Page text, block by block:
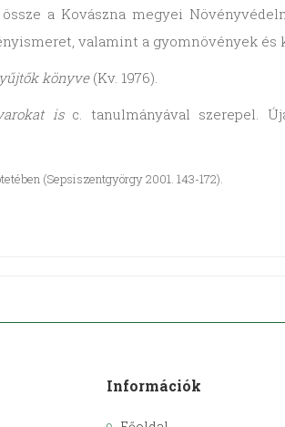
a Kovászna megyei
valamint a gyomnövények
könyve(Kv. 1976).
isc. tanulmányával szerepel.
(Sepsiszentgyörgy 2001. 143-172).
Információk